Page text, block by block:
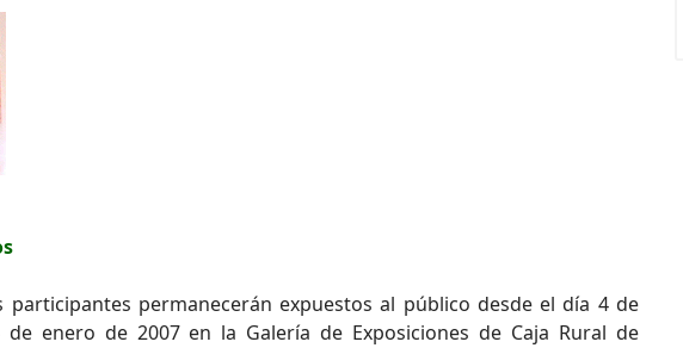
permanecerán expuestos al público desde el día 4 de
enero de 2007 en la Galería de Exposiciones de Caja Rural de